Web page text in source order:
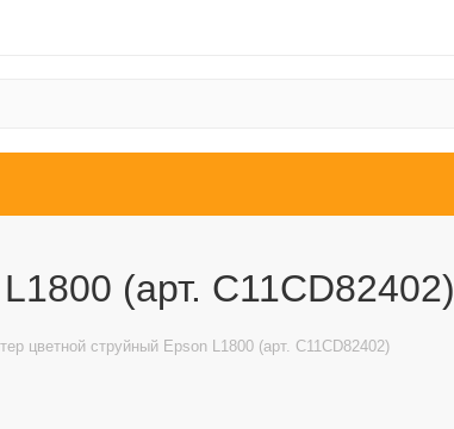
(арт. C11CD82402)
цветной струйный Epson L1800 (арт. C11CD82402)